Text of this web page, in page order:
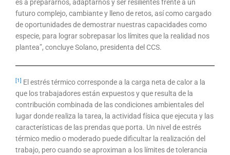
es a prepararnos, adaptarnos y ser resilientes frente a un
futuro complejo, cambiante y lleno de retos, así como cargado
de oportunidades de demostrar nuestras capacidades como
especie, para lograr sobrepasar los límites que la realidad nos
plantea”, concluye Solano, presidenta del CCS.
[1] El estrés térmico corresponde a la carga neta de calor a la
que los trabajadores están expuestos y que resulta de la
contribución combinada de las condiciones ambientales del
lugar donde realiza la tarea, la actividad física que ejecuta y las
características de las prendas que porta. Un nivel de estrés
térmico medio o moderado puede dificultar la realización del
trabajo, pero cuando se aproximan a los límites de tolerancia